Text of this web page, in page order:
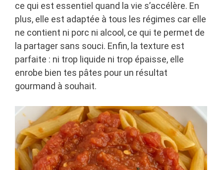
ce qui est essentiel quand la vie s’accélère. En
plus, elle est adaptée à tous les régimes car elle
ne contient ni porc ni alcool, ce qui te permet de
la partager sans souci. Enfin, la texture est
parfaite : ni trop liquide ni trop épaisse, elle
enrobe bien tes pâtes pour un résultat
gourmand à souhait.